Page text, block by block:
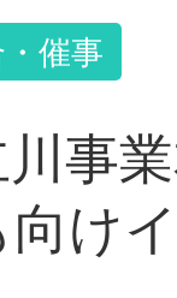
催事
川事
け